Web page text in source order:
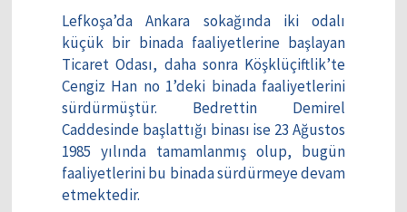
Lefkoşa’da Ankara sokağında iki odalı
küçük bir binada faaliyetlerine başlayan
Ticaret Odası, daha sonra Köşklüçiftlik’te
Cengiz Han no 1’deki binada faaliyetlerini
sürdürmüştür. Bedrettin Demirel
Caddesinde başlattığı binası ise 23 Ağustos
1985 yılında tamamlanmış olup, bugün
faaliyetlerini bu binada sürdürmeye devam
etmektedir.